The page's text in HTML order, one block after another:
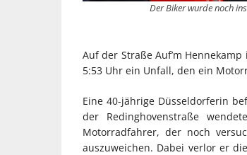
Der Biker wurde noch
Auf der Straße Auf’m
5:53 Uhr ein Unfall, den ein
Eine 40-jährige Düsseldorferin
der Redinghovenstraße
Motorradfahrer, der noch
auszuweichen. Dabei verlor er